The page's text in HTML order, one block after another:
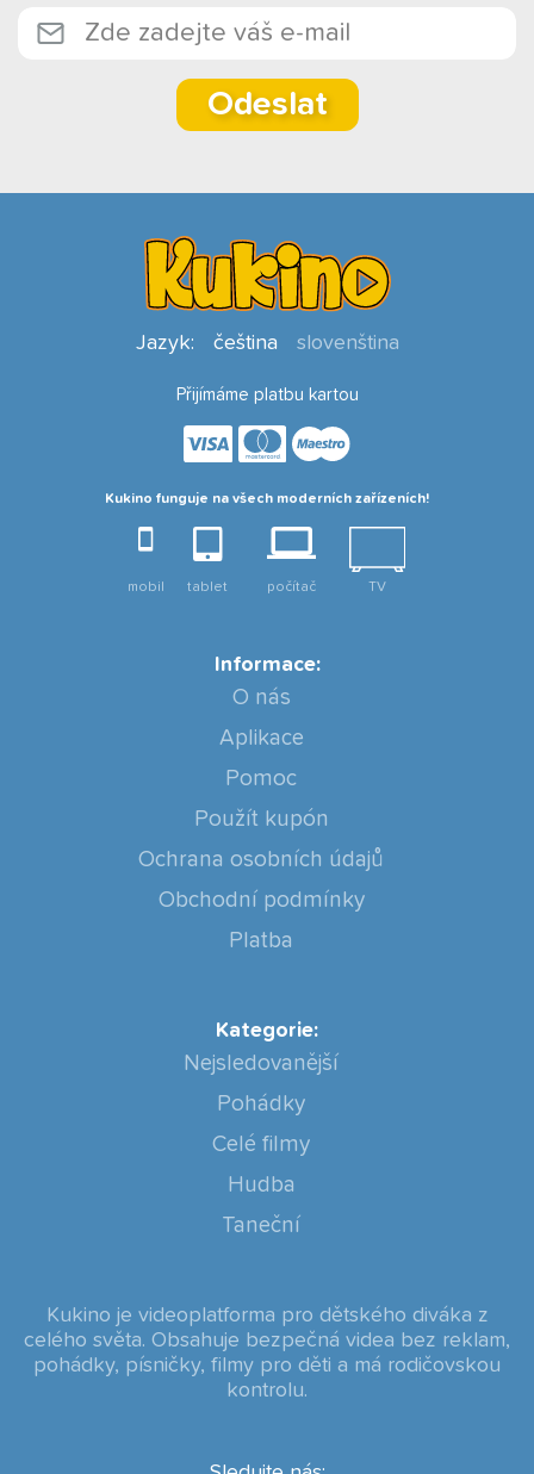
Odeslat
Informace:
O nás
Aplikace
Pomoc
Použít kupón
Ochrana osobních údajů
Obchodní podmínky
Platba
Kategorie:
Nejsledovanější
Pohádky
Celé filmy
Hudba
Taneční
Jazyk: čeština slovenština
Přijímáme platbu kartou
Kukino funguje na všech moderních zařízeních!
mobil tablet počítač TV
Kukino je videoplatforma pro dětského diváka z
celého světa. Obsahuje bezpečná videa bez reklam,
pohádky, písničky, filmy pro děti a má rodičovskou
kontrolu.